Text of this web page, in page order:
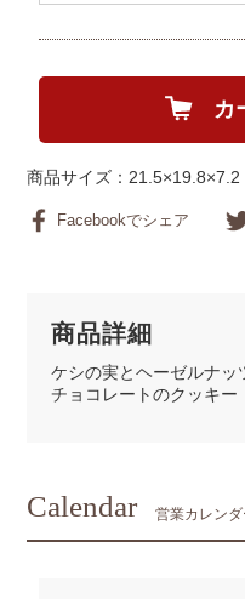
カ
商品サイズ：21.5×19.8×7.2
Facebookでシェア
商品詳細
ケシの実とヘーゼルナッ
チョコレートのクッキ
Calendar 営業カレンダ